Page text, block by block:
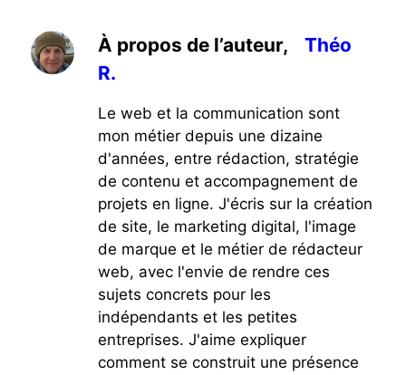
À propos de l’auteur,
Théo
R.
Le web et la communication sont
mon métier depuis une dizaine
d'années, entre rédaction, stratégie
de contenu et accompagnement de
projets en ligne. J'écris sur la création
de site, le marketing digital, l'image
de marque et le métier de rédacteur
web, avec l'envie de rendre ces
sujets concrets pour les
indépendants et les petites
entreprises. J'aime expliquer
comment se construit une présence